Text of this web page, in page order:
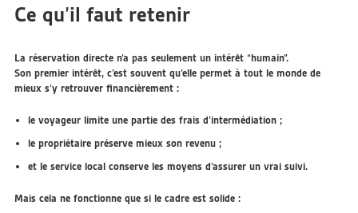
Ce qu’il faut retenir
La réservation directe n’a pas seulement un intérêt “humain”.
Son premier intérêt, c’est souvent qu’elle permet à tout le monde de
mieux s’y retrouver financièrement :
le voyageur limite une partie des frais d’intermédiation ;
le propriétaire préserve mieux son revenu ;
et le service local conserve les moyens d’assurer un vrai suivi.
Mais cela ne fonctionne que si le cadre est solide :